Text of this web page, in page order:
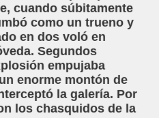
cuando súbitamente
como un trueno y
en dos voló en
Segundos
empujaba
enorme montón de
la galería. Por
los chasquidos de la